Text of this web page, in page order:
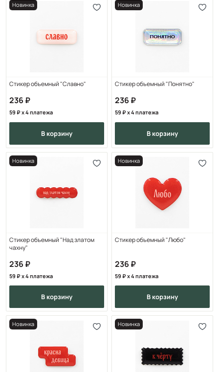
Стикер объемный "Славно"
236
59 x 4 платежа
в корзину
Новинка
Стикер объемный "Понятно"
236
59 x 4 платежа
в корзину
Новинка
Стикер объемный "Над златом
чахну"
236
59 x 4 платежа
в корзину
Новинка
Стикер объемный "Любо"
236
59 x 4 платежа
в корзину
Новинка
Новинка Новинка